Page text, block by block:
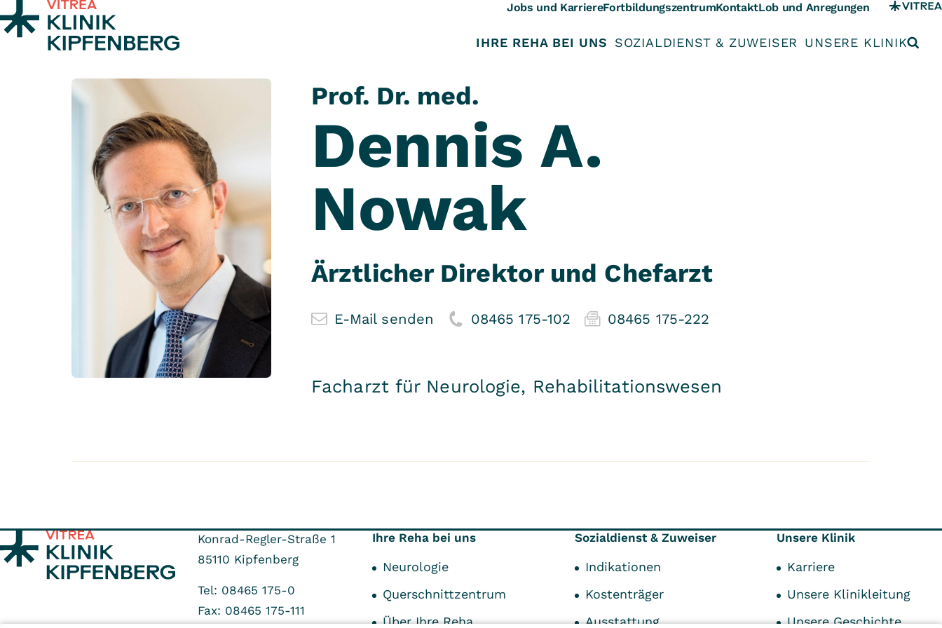
Zum Inhalt springen Jobs und KarriereFortbildungszentrumKontaktLob und Anregungen
IHRE REHA BEI UNS SOZIALDIENST & ZUWEISER UNSERE KLINIK
Prof. Dr. med.
Dennis A.
Nowak
Ärztlicher Direktor und Chefarzt
E-Mail senden 08465 175-102 08465 175-222
Facharzt für Neurologie, Rehabilitationswesen
Konrad-Regler-Straße 1
85110 Kipfenberg
Tel: 08465 175-0
Fax: 08465 175-111
Ihre Reha bei uns
Neurologie
Querschnittzentrum
Über Ihre Reha
Sozialdienst & Zuweiser
Indikationen
Kostenträger
Ausstattung
Unsere Klinik
Karriere
Unsere Klinikleitung
Unsere Geschichte